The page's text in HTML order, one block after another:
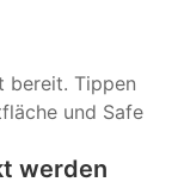
bereit. Tippen
und Safe
werden